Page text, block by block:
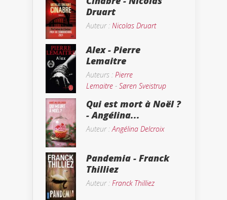
Druart
Auteur : Nicolas Druart
Alex - Pierre
Lemaitre
Auteurs : Pierre
Lemaitre - Søren Sveistrup
Qui est mort à Noël ?
- Angélina...
Auteur :Angélina Delcroix
Pandemia - Franck
Thilliez
Auteur : Franck Thilliez